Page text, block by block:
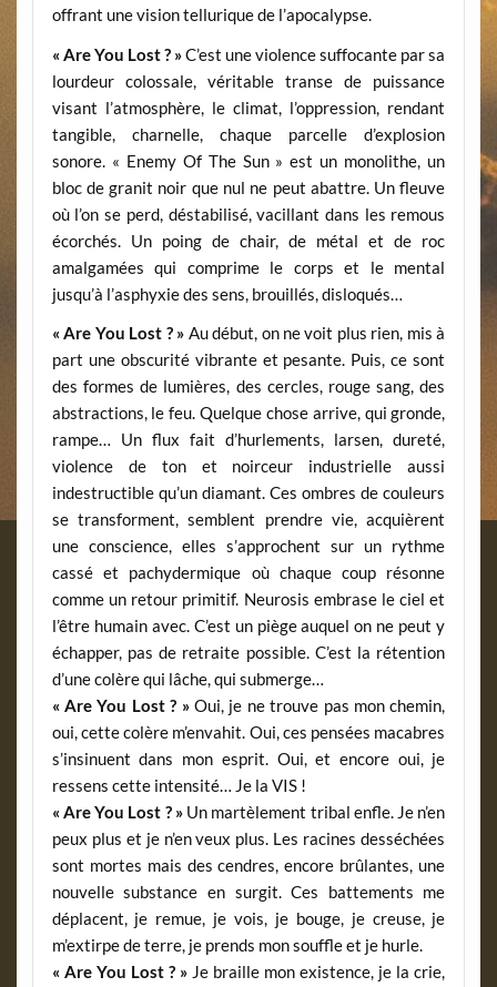
offrant une vision tellurique de l’apocalypse.
« Are You Lost ? »C’est une violence suffocante par sa
lourdeur colossale, véritable transe de puissance
visant l’atmosphère, le climat, l’oppression, rendant
tangible, charnelle, chaque parcelle d’explosion
sonore. « Enemy Of The Sun » est un monolithe, un
bloc de granit noir que nul ne peut abattre. Un fleuve
où l’on se perd, déstabilisé, vacillant dans les remous
écorchés. Un poing de chair, de métal et de roc
amalgamées qui comprime le corps et le mental
jusqu’à l’asphyxie des sens, brouillés, disloqués…
« Are You Lost ? » Au début, on ne voit plus rien, mis à
part une obscurité vibrante et pesante. Puis, ce sont
des formes de lumières, des cercles, rouge sang, des
abstractions, le feu. Quelque chose arrive, qui gronde,
rampe… Un flux fait d’hurlements, larsen, dureté,
violence de ton et noirceur industrielle aussi
indestructible qu’un diamant. Ces ombres de couleurs
se transforment, semblent prendre vie, acquièrent
une conscience, elles s’approchent sur un rythme
cassé et pachydermique où chaque coup résonne
comme un retour primitif. Neurosis embrase le ciel et
l’être humain avec. C’est un piège auquel on ne peut y
échapper, pas de retraite possible. C’est la rétention
d’une colère qui lâche, qui submerge…
« Are You Lost ? »Oui, je ne trouve pas mon chemin,
oui, cette colère m’envahit. Oui, ces pensées macabres
s’insinuent dans mon esprit. Oui, et encore oui, je
ressens cette intensité… Je la VIS !
« Are You Lost ? »Un martèlement tribal enfle. Je n’en
peux plus et je n’en veux plus. Les racines desséchées
sont mortes mais des cendres, encore brûlantes, une
nouvelle substance en surgit. Ces battements me
déplacent, je remue, je vois, je bouge, je creuse, je
m’extirpe de terre, je prends mon souffle et je hurle.
« Are You Lost ? »Je braille mon existence, je la crie,